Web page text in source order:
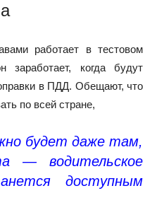
работает в тестовом
когда будут
в ПДД. Обещают, что
по всей стране,
будет даже там,
— водительское
доступным